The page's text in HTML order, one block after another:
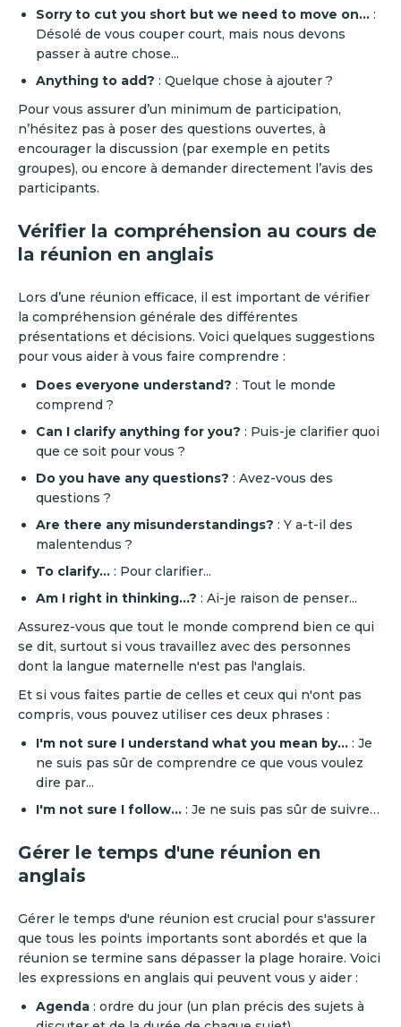
Sorry to cut you short but we need to move on… :
Désolé de vous couper court, mais nous devons
passer à autre chose...‍
Anything to add? : Quelque chose à ajouter ?
Pour vous assurer d’un minimum de participation,
n’hésitez pas à poser des questions ouvertes, à
encourager la discussion (par exemple en petits
groupes), ou encore à demander directement l’avis des
participants.
Vérifier la compréhension au cours de
la réunion en anglais
‍Lors d’une réunion efficace, il est important de vérifier
la compréhension générale des différentes
présentations et décisions. Voici quelques suggestions
pour vous aider à vous faire comprendre :
Does everyone understand? : Tout le monde
comprend ?
Can I clarify anything for you? : Puis-je clarifier quoi
que ce soit pour vous ?
Do you have any questions? : Avez-vous des
questions ?
Are there any misunderstandings? : Y a-t-il des
malentendus ?
To clarify... : Pour clarifier... ‍
Am I right in thinking...? : Ai-je raison de penser...
Assurez-vous que tout le monde comprend bien ce qui
se dit, surtout si vous travaillez avec des personnes
dont la langue maternelle n'est pas l'anglais.
Et si vous faites partie de celles et ceux qui n'ont pas
compris, vous pouvez utiliser ces deux phrases :
‍I'm not sure I understand what you mean by… : Je
ne suis pas sûr de comprendre ce que vous voulez
dire par...‍
I'm not sure I follow… : Je ne suis pas sûr de suivre…
Gérer le temps d'une réunion en
anglais
‍Gérer le temps d'une réunion est crucial pour s'assurer
que tous les points importants sont abordés et que la
réunion se termine sans dépasser la plage horaire. Voici
les expressions en anglais qui peuvent vous y aider :
Agenda : ordre du jour (un plan précis des sujets à